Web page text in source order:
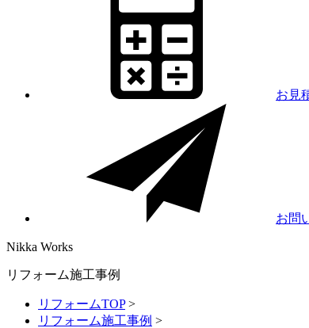
お見
お問
Nikka Works
リフォーム施工事例
リフォームTOP>
リフォーム施工事例 >